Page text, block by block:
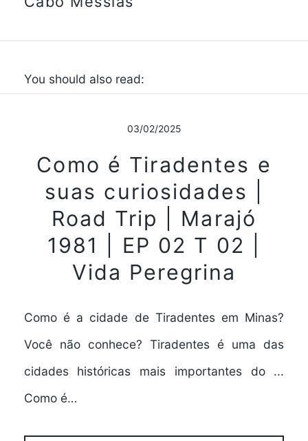
You should also read:
03/02/2025
Como é Tiradentes e
suas curiosidades |
Road Trip | Marajó
1981 | EP 02 T 02 |
Vida Peregrina
Como é a cidade de Tiradentes em Minas?
Você não conhece? Tiradentes é uma das
cidades históricas mais importantes do ...
Como é…